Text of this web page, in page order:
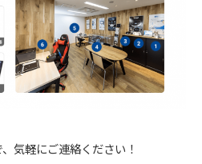
気軽にご連絡ください！